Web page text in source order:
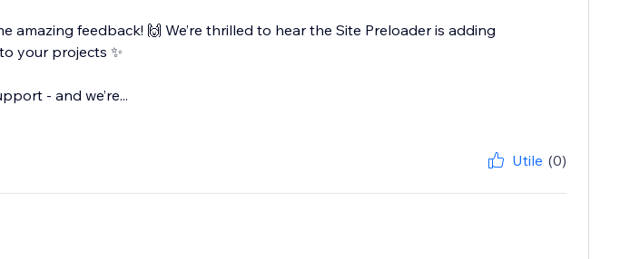
amazing feedback! 🙌 We’re thrilled to hear the Site Preloader is adding
your projects ✨
- and we’re...
Utile (0)